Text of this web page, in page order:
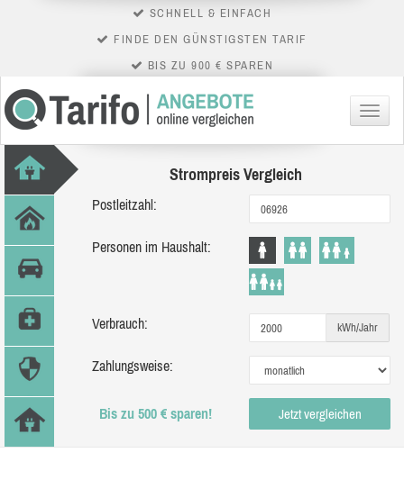
SCHNELL & EINFACH
FINDE DEN GÜNSTIGSTEN TARIF
BIS ZU 900 € SPAREN
Menü
Strompreis Vergleich
Postleitzahl:
Personen im Haushalt:
Verbrauch: kWh/Jahr
Zahlungsweise:
Bis zu 500 € sparen! Jetzt vergleichen